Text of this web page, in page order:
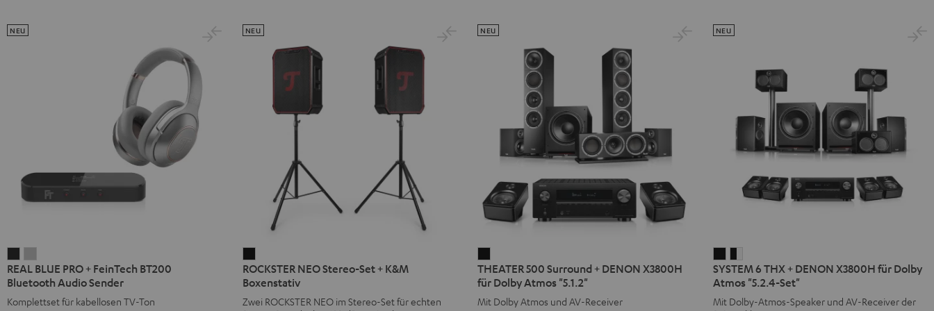
BLUE
PRO
+
BLUE
PRO
+
REAL BLUE PRO + FeinTech BT200
Bluetooth Audio Sender
Komplettset für kabellosen TV-Ton
NEU
NEO
Stereo-
Set
ROCKSTER NEO Stereo-Set + K&M
Boxenstativ
Zwei ROCKSTER NEO im Stereo-Set für echten
NEU
500
Surround
+
THEATER 500 Surround + DENON X3800H
für Dolby Atmos "5.1.2"
Mit Dolby Atmos und AV-Receiver
NEU
6
THX
+
6
THX
+
SYSTEM 6 THX + DENON X3800H für Dolby
Atmos "5.2.4-Set"
Mit Dolby-Atmos-Speaker und AV-Receiver der
NEU